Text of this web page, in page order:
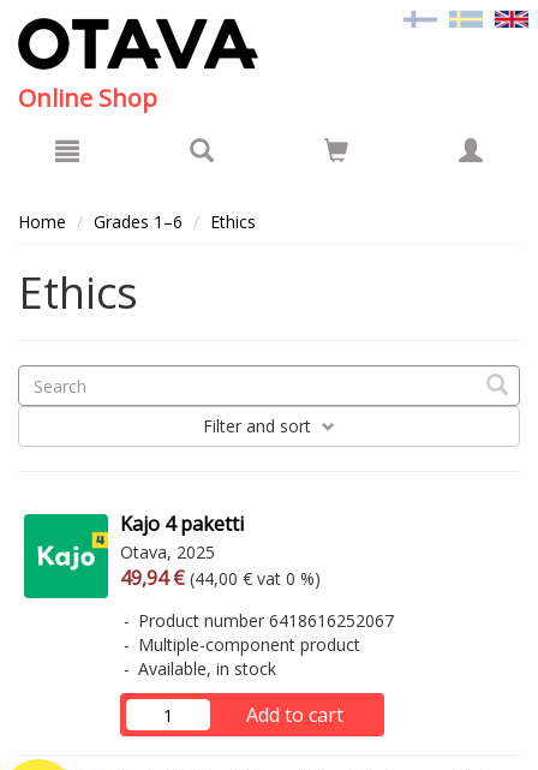
Online Shop
Home Grades 1–6 Ethics
Ethics
Filter and sort
Kajo 4 paketti
Otava, 2025
Arvonlisäverollinen hinta
49,94 € Excl. vat
(44,00 € vat 0 %)
Product number 6418616252067
Multiple-component product
Available, in stock
Add to cart